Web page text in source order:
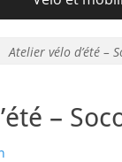
Atelier vélo d’été –
–